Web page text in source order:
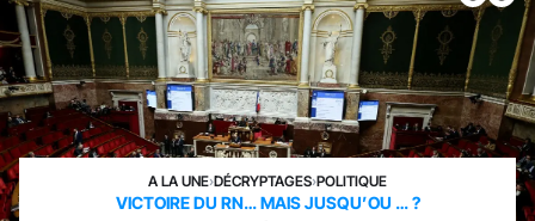
A LA UNE›DÉCRYPTAGES›POLITIQUE
VICTOIRE DU RN… MAIS JUSQU’OU … ?